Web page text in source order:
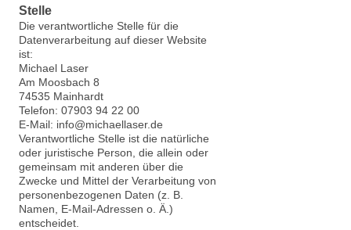
Stelle
Die verantwortliche Stelle für die
Datenverarbeitung auf dieser Website
ist:
Michael Laser
Am Moosbach 8
74535 Mainhardt
Telefon: 07903 94 22 00
E-Mail: info@michaellaser.de
Verantwortliche Stelle ist die natürliche
oder juristische Person, die allein oder
gemeinsam mit anderen über die
Zwecke und Mittel der Verarbeitung von
personenbezogenen Daten (z. B.
Namen, E-Mail-Adressen o. Ä.)
entscheidet.